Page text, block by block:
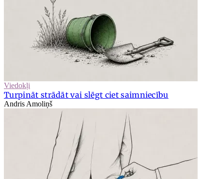
Viedokļi
Turpināt strādāt vai slēgt ciet saimniecību
Andris Amoliņš